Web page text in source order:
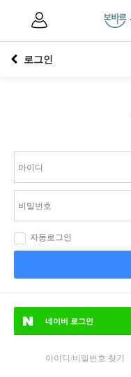
로그인
자동로그인
네이버 로그인
아이디/비밀번호 찾기